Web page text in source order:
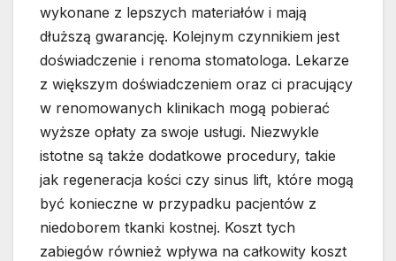
wykonane z lepszych materiałów i mają
dłuższą gwarancję. Kolejnym czynnikiem jest
doświadczenie i renoma stomatologa. Lekarze
z większym doświadczeniem oraz ci pracujący
w renomowanych klinikach mogą pobierać
wyższe opłaty za swoje usługi. Niezwykle
istotne są także dodatkowe procedury, takie
jak regeneracja kości czy sinus lift, które mogą
być konieczne w przypadku pacjentów z
niedoborem tkanki kostnej. Koszt tych
zabiegów również wpływa na całkowity koszt